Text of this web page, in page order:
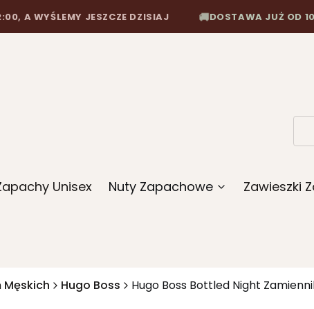
JESZCZE DZISIAJ 🚚DOSTAWA JUŻ OD 10,90 ZŁ
Unisex Nuty Zapachowe Zawieszki
Męskich Hugo Boss Hugo Boss Bottled Night